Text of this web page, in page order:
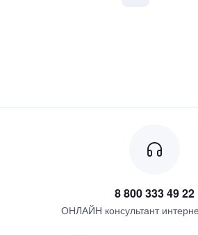
8 800 333 49 22
ОНЛАЙН консультант